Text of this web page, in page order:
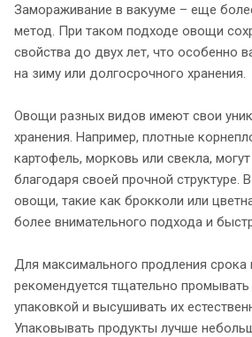
Замораживание в вакууме – еще
метод. При таком подходе овощи
свойства до двух лет, что особенно
на зиму или долгосрочного хранения.
Овощи разных видов имеют свои
хранения. Например, плотные
картофель, морковь или свекла,
благодаря своей прочной структуре.
овощи, такие как брокколи или
более внимательного подхода и
Для максимального продления срока
рекомендуется тщательно
упаковкой и высушивать их
Упаковывать продукты лучше